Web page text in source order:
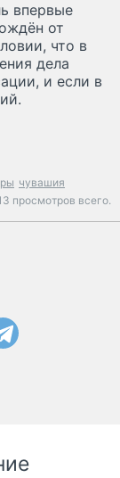
впервые
от
что в
дела
и если в
чувашия
просмотров всего.